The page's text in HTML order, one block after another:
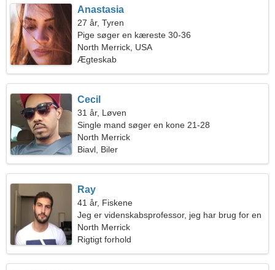
Anastasia
27 år, Tyren
Pige søger en kæreste 30-36
North Merrick, USA
Ægteskab
Cecil
31 år, Løven
Single mand søger en kone 21-28
North Merrick
Biavl, Biler
Ray
41 år, Fiskene
Jeg er videnskabsprofessor, jeg har brug for en
venlig kvinde
North Merrick
Rigtigt forhold